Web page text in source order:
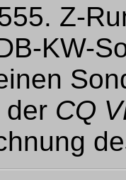
Z-
KW-
der CQ